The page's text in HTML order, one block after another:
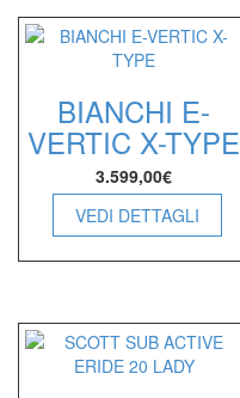
BIANCHI E-
VERTIC X-TYPE
3.599,00€
VEDI DETTAGLI